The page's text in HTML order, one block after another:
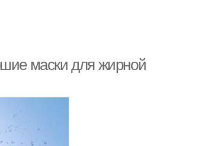
маски для жирной